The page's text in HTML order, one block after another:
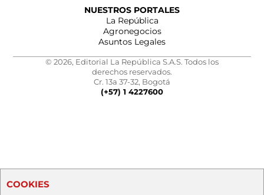
NUESTROS PORTALES
La República
Agronegocios
Asuntos Legales
© 2026, Editorial La República S.A.S. Todos los
derechos reservados.
Cr. 13a 37-32, Bogotá
(+57) 1 4227600
COOKIES